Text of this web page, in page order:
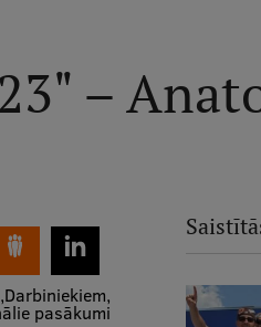
–
Darbiniekiem
pasākumi